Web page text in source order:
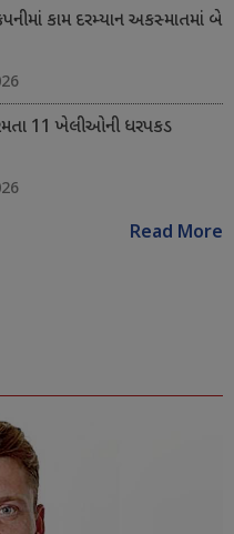
કામ દરમ્યાન અકસ્માતમાં બે
11 ખેલીઓની ધરપકડ
Read More